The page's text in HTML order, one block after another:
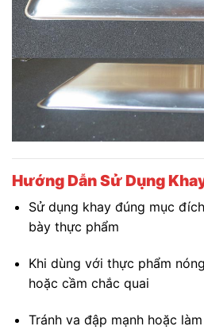
Hướng Dẫn Sử Dụng
Sử dụng khay đúng mục
bày thực phẩm
Khi dùng với thực phẩm
hoặc cầm chắc quai
Tránh va đập mạnh hoặc